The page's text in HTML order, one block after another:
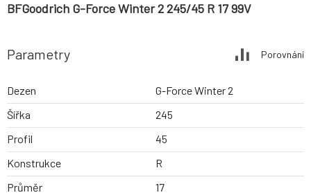
BFGoodrich G-Force Winter 2 245/45 R 17 99V
Parametry Porovnání
Dezen
G-Force Winter 2
Šířka
245
Profil
45
Konstrukce
R
Průměr
17